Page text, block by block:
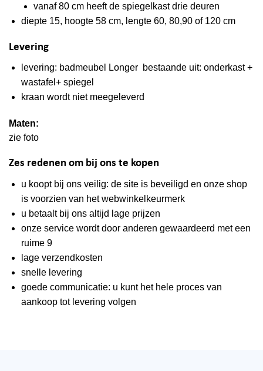
vanaf 80 cm heeft de spiegelkast drie deuren
diepte 15, hoogte 58 cm, lengte 60, 80,90 of 120 cm
Levering
levering: badmeubel Longer bestaande uit: onderkast +
wastafel+ spiegel
kraan wordt niet meegeleverd
Maten:
zie foto
Zes redenen om bij ons te kopen
u koopt bij ons veilig: de site is beveiligd en onze shop
is voorzien van het webwinkelkeurmerk
u betaalt bij ons altijd lage prijzen
onze service wordt door anderen gewaardeerd met een
ruime 9
lage verzendkosten
snelle levering
goede communicatie: u kunt het hele proces van
aankoop tot levering volgen